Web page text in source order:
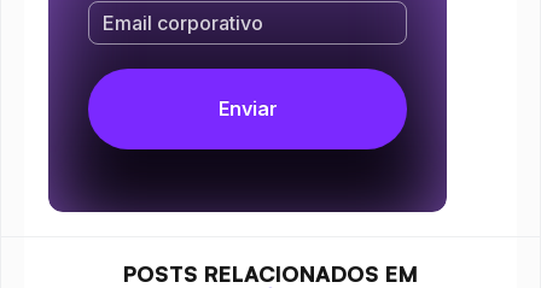
POSTS RELACIONADOS EM